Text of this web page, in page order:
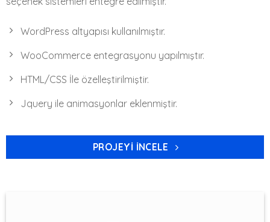
WordPress altyapısı kullanılmıştır.
WooCommerce entegrasyonu yapılmıştır.
HTML/CSS İle özelleştirilmiştir.
Jquery ile animasyonlar eklenmiştir.
PROJEYI İNCELE